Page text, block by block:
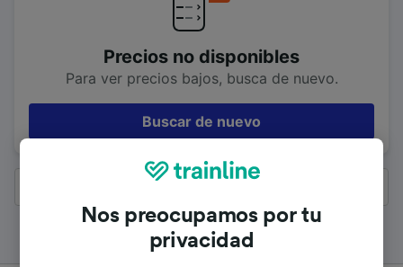
Precios no disponibles
Para ver precios bajos, busca de nuevo.
Buscar de nuevo
Nos preocupamos por tu
privacidad